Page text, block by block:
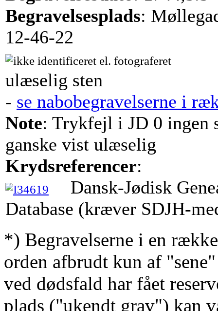
Begravelsesplads:
12-46-22
ulæselig sten
- se nabobegravelserne i
Note: Trykfejl i JD 0 ingen
ganske vist ulæselig
Krydsreferencer:
Dansk-Jødisk
Database (kræver SDJH-
*) Begravelserne i en
orden afbrudt kun af
ved dødsfald har fået
plads ("ukendt grav") kan